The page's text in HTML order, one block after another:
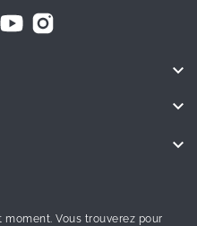



Vous trouverez pour